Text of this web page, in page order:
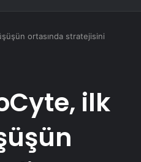
ortasında stratejisini
ilk